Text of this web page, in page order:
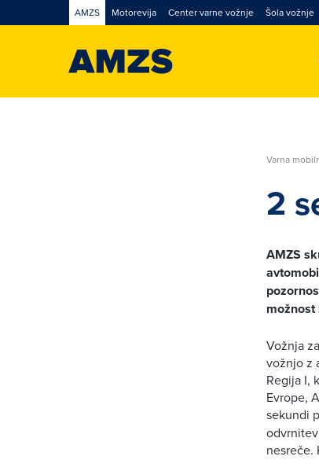
AMZS Motorevija Center varne vožnje Šola vožnje
Varna
2
AMZS
Vožnja
vožnjo z
Regija I,
Evrope,
sekundi
nesreče.